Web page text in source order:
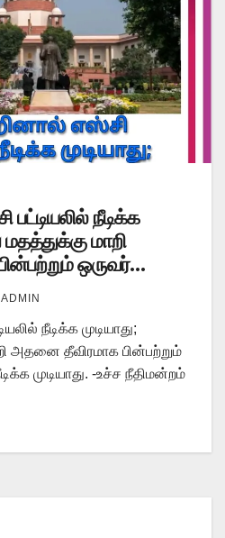
ஒருவர்
ADMIN
நீடிக்க முடியாது;
அதனை தீவிரமாக பின்பற்றும்
முடியாது. -உச்ச நீதிமன்றம்